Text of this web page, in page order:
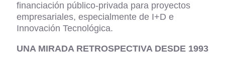
financiación público-privada para proyectos
empresariales, especialmente de I+D e
Innovación Tecnológica.
UNA MIRADA RETROSPECTIVA DESDE 1993